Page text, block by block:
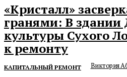
«Кристалл»
гранями: В здании
культуры Сухого
к ремонту
КАПИТАЛЬНЫЙ РЕМОНТ Виктория